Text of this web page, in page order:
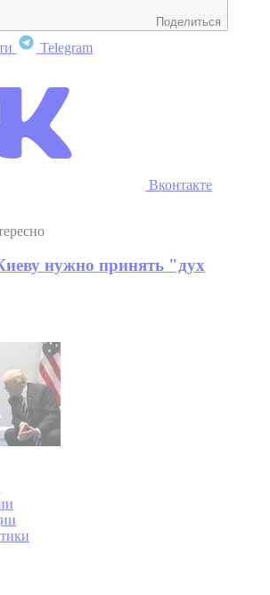
Поделиться
Telegram
Вконтакте
нужно принять "дух